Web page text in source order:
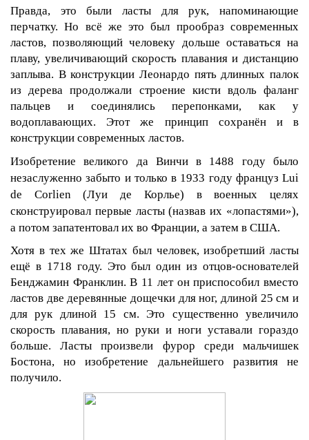
Правда, это были ласты для рук, напоминающие
перчатку. Но всё же это был прообраз современных
ластов, позволяющий человеку дольше оставаться на
плаву, увеличивающий скорость плавания и дистанцию
заплыва. В конструкции Леонардо пять длинных палок
из дерева продолжали строение кисти вдоль фаланг
пальцев и соединялись перепонками, как у
водоплавающих. Этот же принцип сохранён и в
конструкции современных ластов.
Изобретение великого да Винчи в 1488 году было
незаслуженно забыто и только в 1933 году француз Lui
de
Corlien(Луи де Корлье) в военных целях
сконструировал первые ласты (назвав их «лопастями»),
а потом запатентовал их во Франции, а затем в США.
Хотя в тех же Штатах был человек, изобретший ласты
ещё в 1718 году. Это был один из отцов-основателей
Бенджамин Франклин. В 11 лет он приспособил вместо
ластов две деревянные дощечки для ног, длиной 25 см и
для рук длиной 15 см. Это существенно увеличило
скорость плавания, но руки и ноги уставали гораздо
больше. Ласты произвели фурор среди мальчишек
Бостона, но изобретение дальнейшего развития не
получило.